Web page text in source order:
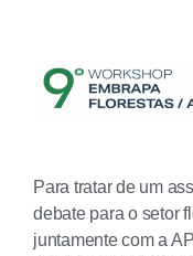
Para tratar de um
debate para o setor
juntamente com a